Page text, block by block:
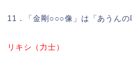
11．「金剛○○○像」は「あうん
リキシ（力士）